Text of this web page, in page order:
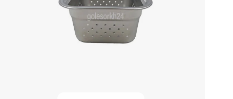
لوازم خانگی مکمل سبد آشپزخانه
ترازوی آشپزخانه و شخصی